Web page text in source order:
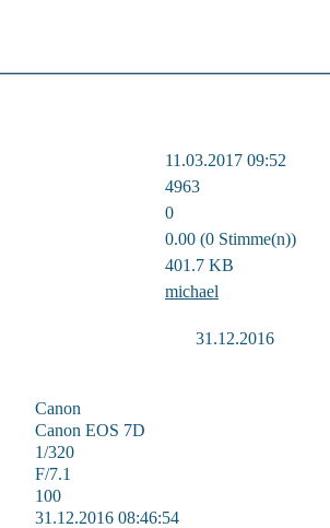
11.03.2017 09:52
4963
0
0.00 (0 Stimme(n))
401.7 KB
michael
31.12.2016
Canon
Canon EOS 7D
1/320
F/7.1
100
31.12.2016 08:46:54